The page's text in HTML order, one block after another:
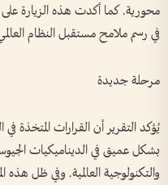
محورية. كما أكدت هذه الزيارة على
في رسم ملامح مستقبل النظام
مرحلة جديدة
بشكل عميق في الديناميكيات
والتكنولوجية العالمية. وفي ظل هذه